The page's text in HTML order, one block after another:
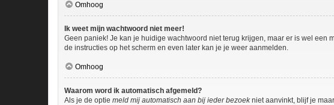
Omhoog
Ik weet mijn wachtwoord niet meer!
Geen paniek! Je kan je huidige wachtwoord niet terug krijgen, maar er is wel
de instructies op het scherm en even later kan je je weer aanmelden.
Omhoog
Waarom word ik automatisch afgemeld?
Als je de optie meld mij automatisch aan bij ieder bezoekniet aanvinkt, blijf je